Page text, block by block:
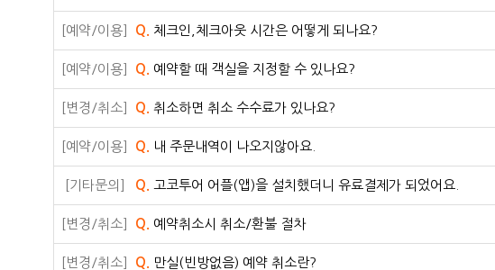
[예약/이용] Q. 체크인,체크아웃 시간은 어떻게 되나요?
[예약/이용] Q. 예약할 때 객실을 지정할 수 있나요?
[변경/취소] Q. 취소하면 취소 수수료가 있나요?
[예약/이용] Q. 내 주문내역이 나오지않아요.
[기타문의] Q. 고코투어 어플(앱)을 설치했더니 유료결제가 되었어요.
[변경/취소] Q. 예약취소시 취소/환불 절차
[변경/취소] Q. 만실(빈방없음) 예약 취소란?